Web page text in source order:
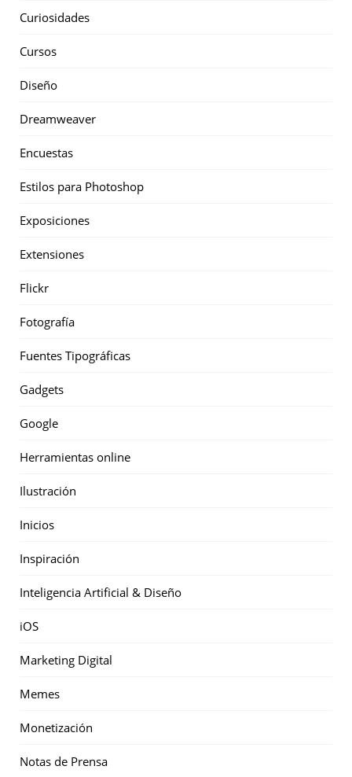
Curiosidades
Cursos
Diseño
Dreamweaver
Encuestas
Estilos para Photoshop
Exposiciones
Extensiones
Flickr
Fotografía
Fuentes Tipográficas
Gadgets
Google
Herramientas online
Ilustración
Inicios
Inspiración
Inteligencia Artificial & Diseño
iOS
Marketing Digital
Memes
Monetización
Notas de Prensa